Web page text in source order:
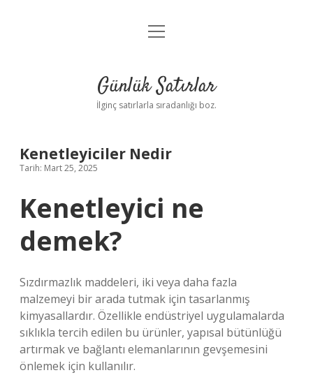
Anasayfa
Yasal Uyarı
menüyü
Günlük Satırlar
İlginç satırlarla sıradanlığı boz.
Kenetleyiciler Nedir
Tarih: Mart 25, 2025
Kenetleyici ne
demek?
Sızdırmazlık maddeleri, iki veya daha fazla
malzemeyi bir arada tutmak için tasarlanmış
kimyasallardır. Özellikle endüstriyel uygulamalarda
sıklıkla tercih edilen bu ürünler, yapısal bütünlüğü
artırmak ve bağlantı elemanlarının gevşemesini
önlemek için kullanılır.